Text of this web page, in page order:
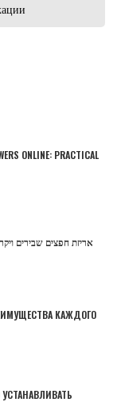
ONLINE: PRACTICAL
אריזת חפצים שבירים
КАЖДОГО